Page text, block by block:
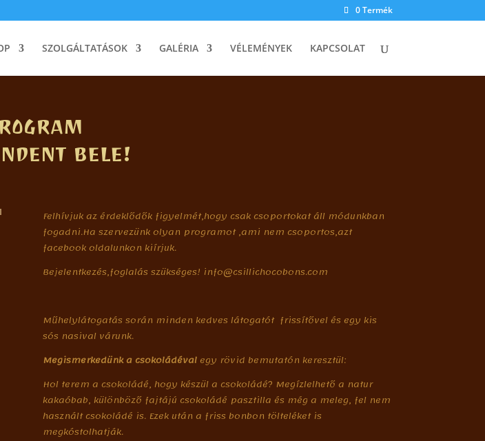
0 Termék
SZOLGÁLTATÁSOK GALÉRIA VÉLEMÉNYEK KAPCSOLAT
BELE!
Felhívjuk az érdeklődők figyelmét,hogy csak csoportokat áll módunkban
fogadni.Ha szervezünk olyan programot ,ami nem csoportos,azt
facebook oldalunkon kiírjuk.
Bejelentkezés,foglalás szükséges! info@csillichocobons.com
Műhelylátogatás során minden kedves látogatót frissítővel és egy kis
sós nasival várunk.
Megismerkedünk a csokoládéval egy rövid bemutatón keresztül:
Hol terem a csokoládé, hogy készül a csokoládé? Megízlelhető a natur
kakaóbab, különböző fajtájú csokoládé pasztilla és még a meleg, fel nem
használt csokoládé is. Ezek után a friss bonbon tölteléket is
megkóstolhatják.